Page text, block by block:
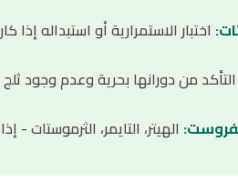
اختبار الاستمرارية أو استبداله إذا
التأكد من دورانها بحرية وعدم وجود
الهيتر، التايمر، الثرموستات -